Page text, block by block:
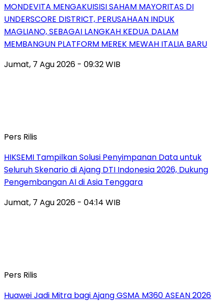
MONDEVITA MENGAKUISISI SAHAM MAYORITAS DI
UNDERSCORE DISTRICT, PERUSAHAAN INDUK
MAGLIANO, SEBAGAI LANGKAH KEDUA DALAM
MEMBANGUN PLATFORM MEREK MEWAH ITALIA BARU
Jumat, 7 Agu 2026 - 09:32 WIB
Pers Rilis
HIKSEMI Tampilkan Solusi Penyimpanan Data untuk
Seluruh Skenario di Ajang DTI Indonesia 2026, Dukung
Pengembangan AI di Asia Tenggara
Jumat, 7 Agu 2026 - 04:14 WIB
Pers Rilis
Huawei Jadi Mitra bagi Ajang GSMA M360 ASEAN 2026